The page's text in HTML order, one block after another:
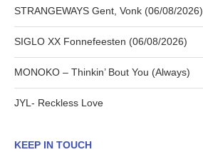
STRANGEWAYS Gent, Vonk (06/08/2026)
SIGLO XX Fonnefeesten (06/08/2026)
MONOKO – Thinkin’ Bout You (Always)
JYL- Reckless Love
KEEP IN TOUCH